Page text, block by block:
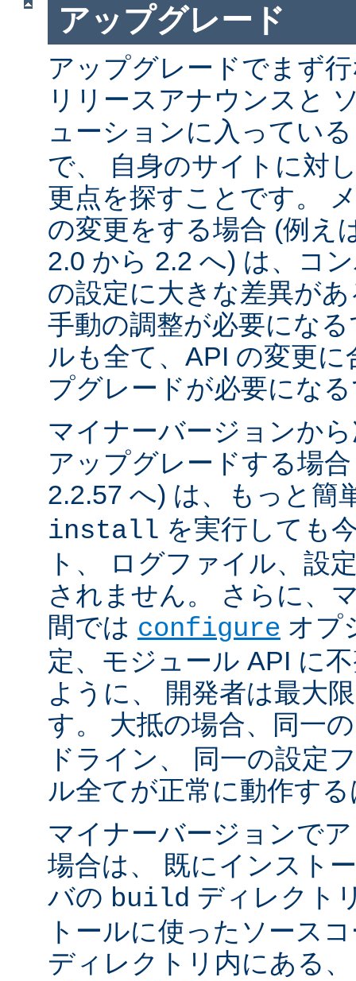
アップグレード
アップグレードでまず
リリースアナウンスと
ューションに入ってい
で、 自身のサイトに対
更点を探すことです。
の変更をする場合 (例え
2.0 から 2.2 へ) は、コ
の設定に大きな差異が
手動の調整が必要にな
ルも全て、API の変更
プグレードが必要にな
マイナーバージョンか
アップグレードする場
2.2.57 へ) は、もっと簡
install を実行しても
ト、 ログファイル、設
されません。 さらに、
間では configure オプ
定、モジュール API に
ように、 開発者は最大
す。 大抵の場合、同一
ドライン、 同一の設定
ル全てが正常に動作す
マイナーバージョンで
場合は、 既にインスト
バの build ディレクト
トールに使ったソース
ディレクトリ内にある